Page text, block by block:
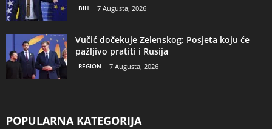
BIH 7 Augusta, 2026
Vučić dočekuje Zelenskog: Posjeta koju će
pažljivo pratiti i Rusija
REGION 7 Augusta, 2026
POPULARNA KATEGORIJA